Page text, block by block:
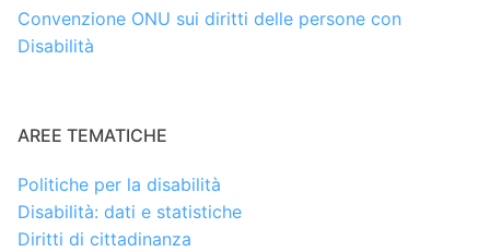
Convenzione ONU sui diritti delle persone con
Disabilità
AREE TEMATICHE
Politiche per la disabilità
Disabilità: dati e statistiche
Diritti di cittadinanza